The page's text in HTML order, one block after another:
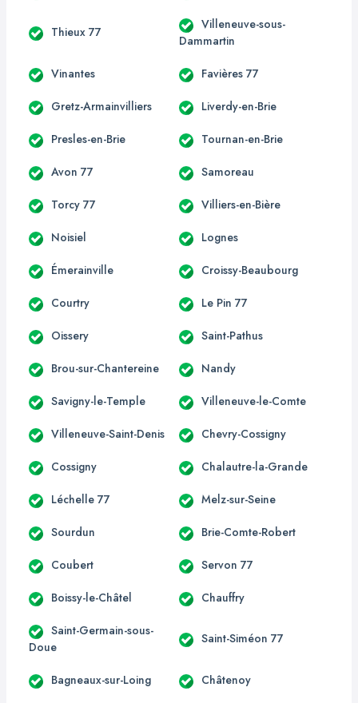
Thieux 77
Villeneuve-sous-
Dammartin
Vinantes Favières 77
Gretz-Armainvilliers Liverdy-en-Brie
Presles-en-Brie Tournan-en-Brie
Avon 77 Samoreau
Torcy 77 Villiers-en-Bière
Noisiel Lognes
Émerainville Croissy-Beaubourg
Courtry Le Pin 77
Oissery Saint-Pathus
Brou-sur-Chantereine Nandy
Savigny-le-Temple Villeneuve-le-Comte
Villeneuve-Saint-Denis Chevry-Cossigny
Cossigny Chalautre-la-Grande
Léchelle 77 Melz-sur-Seine
Sourdun Brie-Comte-Robert
Coubert Servon 77
Boissy-le-Châtel Chauffry
Saint-Germain-sous-
Doue
Saint-Siméon 77
Bagneaux-sur-Loing Châtenoy